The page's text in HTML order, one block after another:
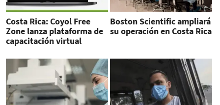
Costa Rica: Coyol Free
Zone lanza plataforma de
capacitación virtual
Boston Scientific ampliará
su operación en Costa Rica